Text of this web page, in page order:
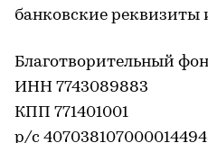
банковские реквизиты
Благотворительный
ИНН 7743089883
КПП 771401001
р/с